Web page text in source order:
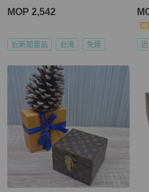
MOP 2,542
近新閒置品 台灣 免運